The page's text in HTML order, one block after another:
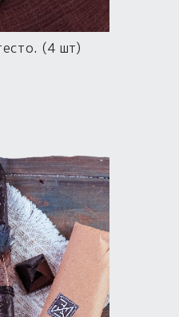
(4 шт)